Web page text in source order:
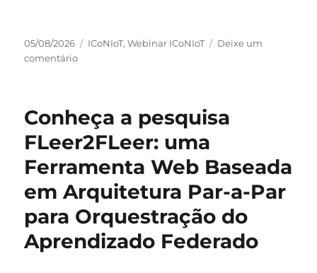
Publicado
em
05/08/2026 Categorias
ICoNIoT,Webinar ICoNIoT
Deixe um
comentárioem
apresenta
webinar
no
dia
20
de
agosto
Conheça a pesquisa
FLeer2FLeer: uma
Ferramenta Web Baseada
em Arquitetura Par-a-Par
para Orquestração do
Aprendizado Federado